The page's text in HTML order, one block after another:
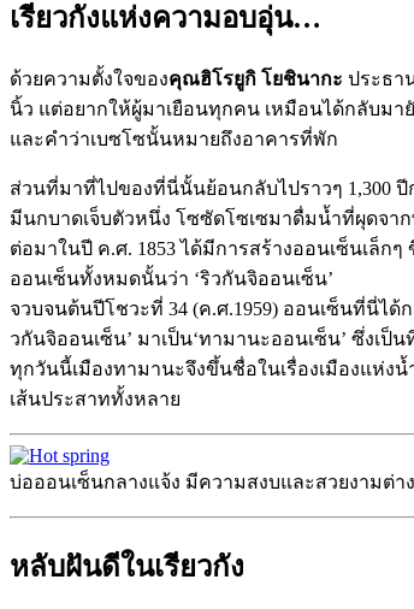
เรียวกังแห่งความอบอุ่น…
ด้วยความตั้งใจของคุณฮิโรยูกิ โยชินากะ ประธา
นิ้ว แต่อยากให้ผู้มาเยือนทุกคน เหมือนได้กลับม
และคำว่าเบซโซนั้นหมายถึงอาคารที่พัก
ส่วนที่มาที่ไปของที่นี่นั้นย้อนกลับไปราวๆ 1,300
มีนกบาดเจ็บตัวหนึ่ง โซซัดโซเซมาดื่มน้ำที่ผุดจา
ต่อมาในปี ค.ศ. 1853 ได้มีการสร้างออนเซ็นเล็ก
ออนเซ็นทั้งหมดนั้นว่า ‘ริวกันจิออนเซ็น’
จวบจนต้นปีโชวะที่ 34 (ค.ศ.1959) ออนเซ็นที่นี่ไ
วกันจิออนเซ็น’ มาเป็น‘ทามานะออนเซ็น’ ซึ่งเป็น
ทุกวันนี้เมืองทามานะจึงขึ้นชื่อในเรื่องเมืองแห่ง
เส้นประสาททั้งหลาย
บ่อออนเซ็นกลางแจ้ง มีความสงบและสวยงามต่า
หลับฝันดีในเรียวกัง